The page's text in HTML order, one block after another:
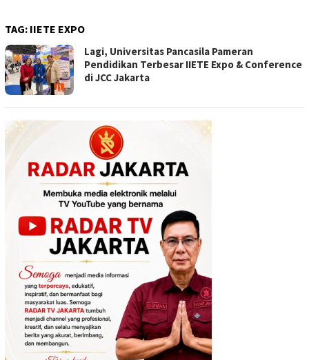
TAG: IIETE EXPO
Lagi, Universitas Pancasila Pameran
Pendidikan Terbesar IIETE Expo & Conference
di JCC Jakarta